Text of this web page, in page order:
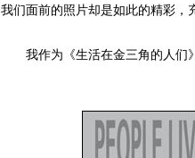
我们面前的照片却是如此的精彩，
我作为《生活在金三角的人们